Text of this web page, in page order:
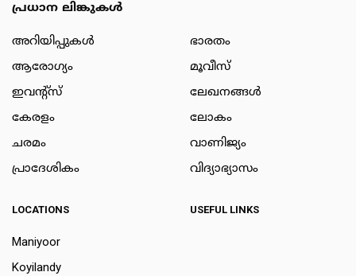
പ്രധാന ലിങ്കുകൾ
അറിയിപ്പുകള്‍
ആരോഗ്യം
ഇവന്റ്സ്
കേരളം
ചരമം
പ്രാദേശികം
ഭാരതം
മൂവീസ്
ലേഖനങ്ങള്‍
ലോകം
വാണിജ്യം
വിദ്യാഭ്യാസം
LOCATIONS
Maniyoor
Koyilandy
USEFUL LINKS